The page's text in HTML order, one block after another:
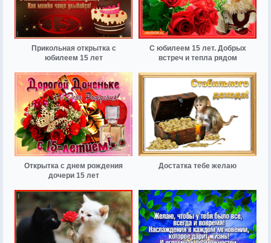
Прикольная открытка с
юбилеем 15 лет
С юбилеем 15 лет. Добрых
встреч и тепла рядом
Открытка с днем рождения
дочери 15 лет
Достатка тебе желаю